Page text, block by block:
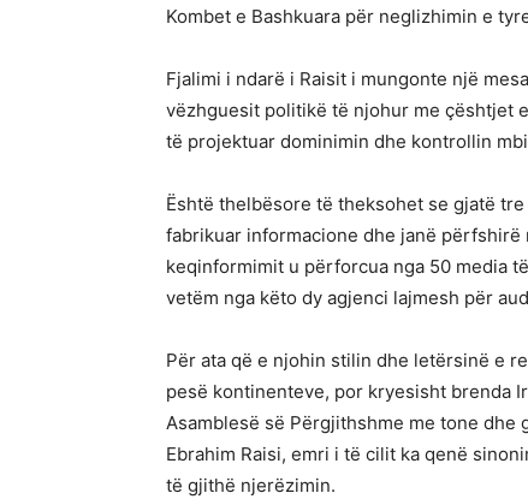
Kombet e Bashkuara për neglizhimin e
Fjalimi i ndarë i Raisit i mungonte një
vëzhguesit politikë të njohur me çështjet
të projektuar dominimin dhe kontrollin
Është thelbësore të theksohet se gjatë
fabrikuar informacione dhe janë përfshirë
keqinformimit u përforcua nga 50 media
vetëm nga këto dy agjenci lajmesh për
Për ata që e njohin stilin dhe letërsinë e
pesë kontinenteve, por kryesisht brenda
Asamblesë së Përgjithshme me tone
Ebrahim Raisi, emri i të cilit ka qenë
të gjithë njerëzimin.